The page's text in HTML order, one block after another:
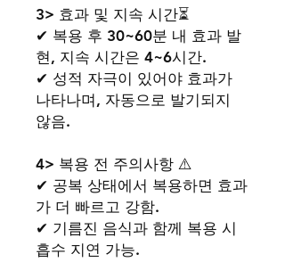
3> 효과 및 지속 시간⏳
✔ 복용 후 30~60분 내 효과 발
현, 지속 시간은 4~6시간.
✔ 성적 자극이 있어야 효과가
나타나며, 자동으로 발기되지
않음.
4> 복용 전 주의사항 ⚠️
✔ 공복 상태에서 복용하면 효과
가 더 빠르고 강함.
✔ 기름진 음식과 함께 복용 시
흡수 지연 가능.